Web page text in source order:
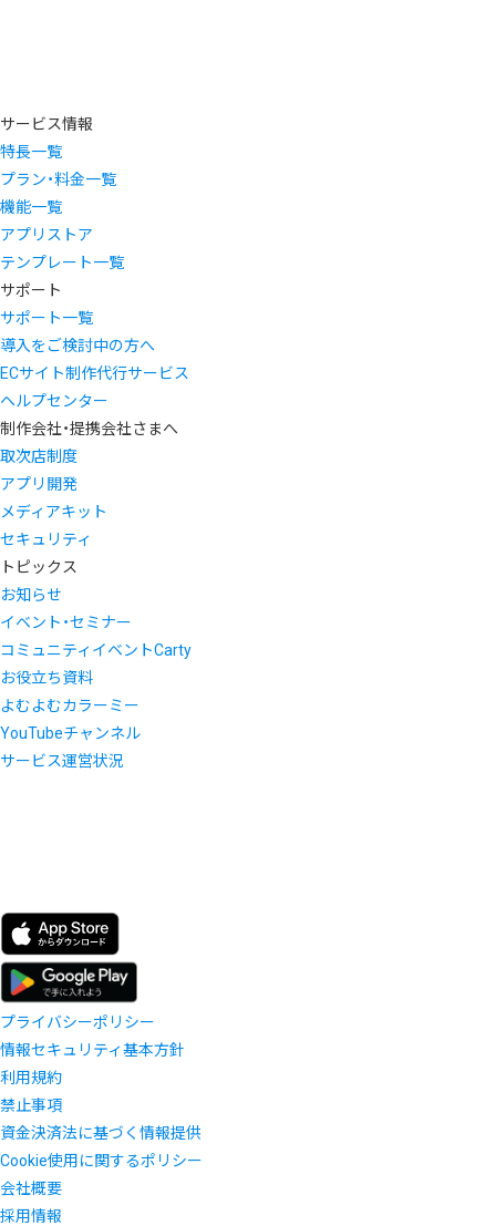
サービス情報
特長一覧
プラン・料金一覧
機能一覧
アプリストア
テンプレート一覧
サポート
サポート一覧
導入をご検討中の方へ
ECサイト制作代行サービス
ヘルプセンター
制作会社・提携会社さまへ
取次店制度
アプリ開発
メディアキット
セキュリティ
トピックス
お知らせ
イベント・セミナー
コミュニティイベントCarty
お役立ち資料
よむよむカラーミー
YouTubeチャンネル
サービス運営状況
プライバシーポリシー
情報セキュリティ基本方針
利用規約
禁止事項
資金決済法に基づく情報提供
Cookie使用に関するポリシー
会社概要
採用情報